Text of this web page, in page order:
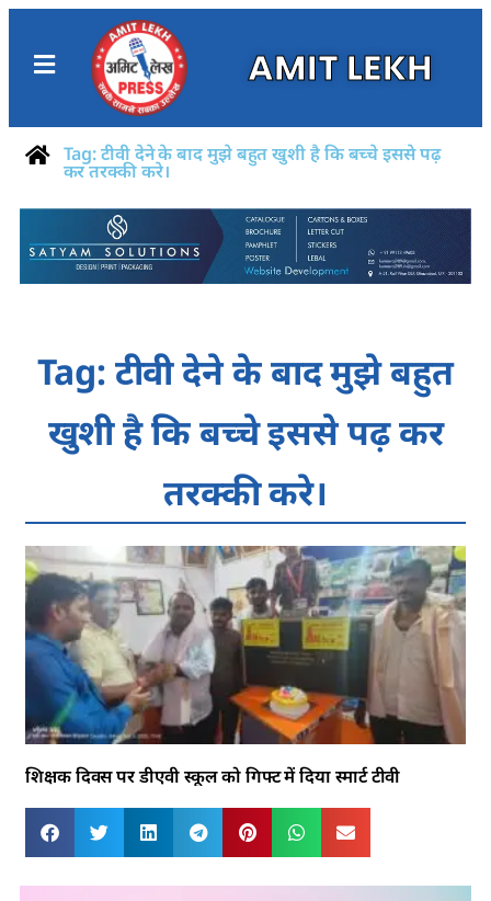
AMIT LEKH
Tag: टीवी देने के बाद मुझे बहुत खुशी है कि बच्चे इससे पढ़
कर तरक्की करे।
Tag: टीवी देने के बाद मुझे बहुत
खुशी है कि बच्चे इससे पढ़ कर
तरक्की करे।
शिक्षक दिवस पर डीएवी स्कूल को गिफ्ट में दिया स्मार्ट टीवी